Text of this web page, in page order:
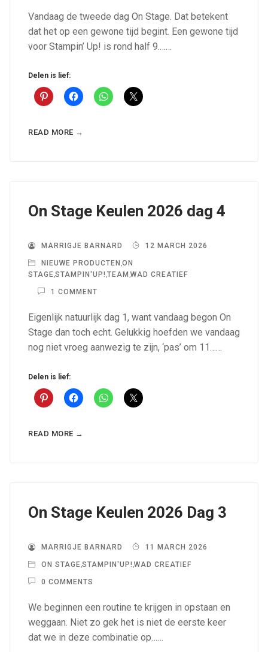
Vandaag de tweede dag On Stage. Dat betekent
dat het op een gewone tijd begint. Een gewone tijd
voor Stampin’ Up! is rond half 9.……
Delen is lief:
READ MORE →
On Stage Keulen 2026 dag 4
MARRIGJE BARNARD 12 MARCH 2026
NIEUWE PRODUCTEN ,ON
STAGE,STAMPIN'UP! ,TEAM ,WAD CREATIEF
1 COMMENT
Eigenlijk natuurlijk dag 1, want vandaag begon On
Stage dan toch echt. Gelukkig hoefden we vandaag
nog niet vroeg aanwezig te zijn, ‘pas’ om 11……
Delen is lief:
READ MORE →
On Stage Keulen 2026 Dag 3
MARRIGJE BARNARD 11 MARCH 2026
ON STAGE,STAMPIN'UP! ,WAD CREATIEF
0 COMMENTS
We beginnen een routine te krijgen in opstaan en
weggaan. Niet zo gek het is niet de eerste keer
dat we in deze combinatie op……